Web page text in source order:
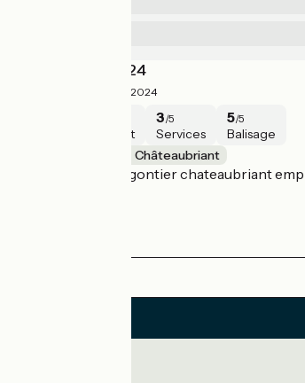
Périple Avril 2024
Mai 2024
Intérêt
3/5
Services
5/5
Balisage
Château-Gontier – Châteaubriant
Le trajet Chateau gontier chateaubriant